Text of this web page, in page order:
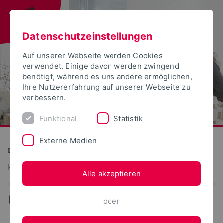
Detmolder Schule für Gestaltung
Kunst und Kulturgeschichte
... Team
Datenschutzeinstellungen
Auf unserer Webseite werden Cookies
verwendet. Einige davon werden zwingend
benötigt, während es uns andere ermöglichen,
Ihre Nutzererfahrung auf unserer Webseite zu
verbessern.
Funktional Statistik
Externe Medien
Alle akzeptieren
oder